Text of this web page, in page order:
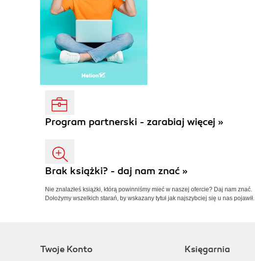
Program partnerski - zarabiaj więcej »
Brak książki? - daj nam znać »
Nie znalazłeś książki, którą powinniśmy mieć w naszej ofercie? Daj nam znać.
Dołożymy wszelkich starań, by wskazany tytuł jak najszybciej się u nas pojawił.
Twoje Konto Księgarnia